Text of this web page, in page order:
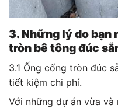
3. Những lý do bạn
tròn bê tông đúc
3.1 Ống cống tròn đúc
tiết kiệm chi phí.
Với những dự án vừa và